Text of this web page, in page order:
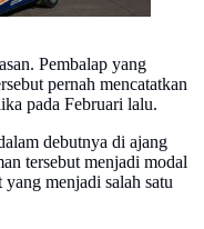
Pembalap yang
pernah mencatatkan
pada Februari lalu.
debutnya di ajang
tersebut menjadi modal
menjadi salah satu